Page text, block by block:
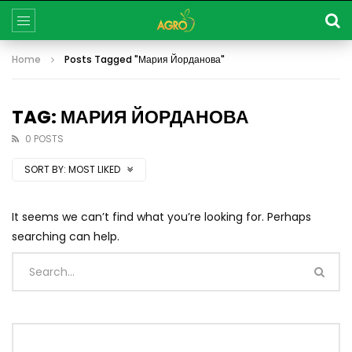
Home Posts Tagged "Мария Йорданова"
TAG: МАРИЯ ЙОРДАНОВА
0 POSTS
SORT BY: MOST LIKED
It seems we can’t find what you’re looking for. Perhaps
searching can help.